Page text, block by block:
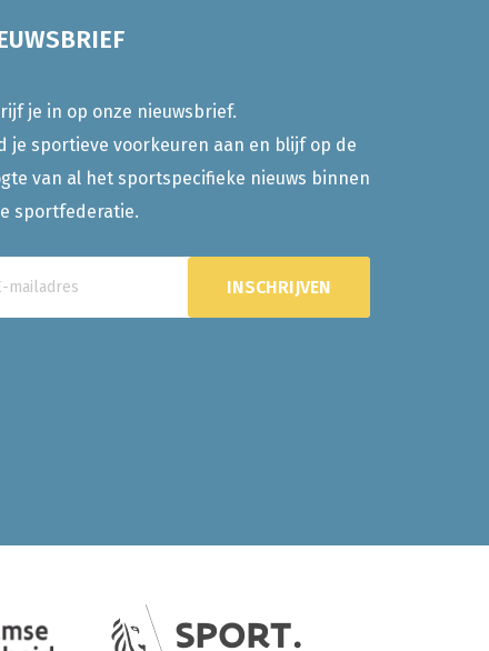
je in op onze nieuwsbrief.
je sportieve voorkeuren aan en blijf op de
van al het sportspecifieke nieuws binnen
sportfederatie.